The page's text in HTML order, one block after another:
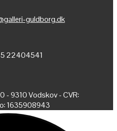
guldborg.dk
22404541
- 9310 Vodskov - CVR:
1635908943